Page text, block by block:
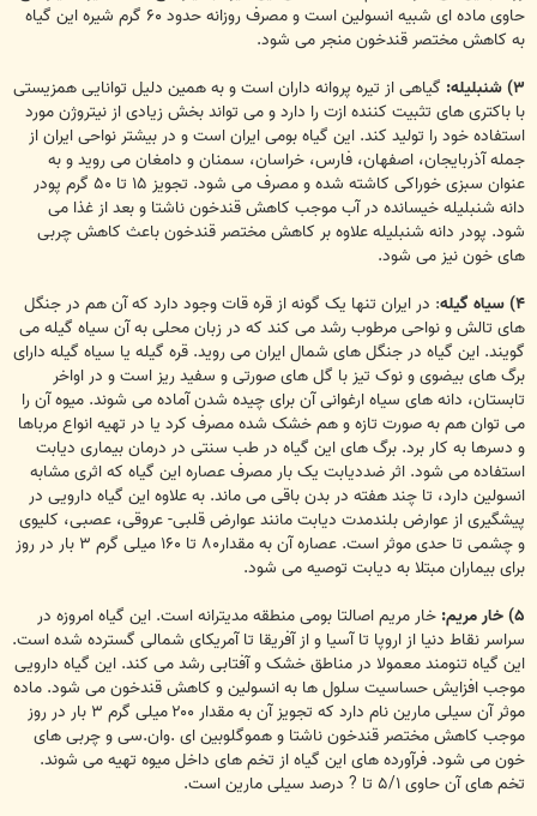
حاوی ماده ای شبیه انسولین است و مصرف روزانه حدود ۶۰ گرم شیره این گیاه
به کاهش مختصر قندخون منجر می شود.
۳) شنبلیله:
گیاهی از تیره پروانه داران است و به همین دلیل توانایی همزیستی
با باکتری های تثبیت کننده ازت را دارد و می تواند بخش زیادی از نیتروژن مورد
استفاده خود را تولید کند. این گیاه بومی ایران است و در بیشتر نواحی ایران از
جمله آذربایجان، اصفهان، فارس، خراسان، سمنان و دامغان می روید و به
عنوان سبزی خوراکی کاشته شده و مصرف می شود. تجویز ۱۵ تا ۵۰ گرم پودر
دانه شنبلیله خیسانده در آب موجب کاهش قندخون ناشتا و بعد از غذا می
شود. پودر دانه شنبلیله علاوه بر کاهش مختصر قندخون باعث کاهش چربی
های خون نیز می شود.
۴) سیاه گیله
: در ایران تنها یک گونه از قره قات وجود دارد که آن هم در جنگل
های تالش و نواحی مرطوب رشد می کند که در زبان محلی به آن سیاه گیله می
گویند. این گیاه در جنگل های شمال ایران می روید. قره گیله یا سیاه گیله دارای
برگ های بیضوی و نوک تیز با گل های صورتی و سفید ریز است و در اواخر
تابستان، دانه های سیاه ارغوانی آن برای چیده شدن آماده می شوند. میوه آن را
می توان هم به صورت تازه و هم خشک شده مصرف کرد یا در تهیه انواع مرباها
و دسرها به کار برد. برگ های این گیاه در طب سنتی در درمان بیماری دیابت
استفاده می شود. اثر ضددیابت یک بار مصرف عصاره این گیاه که اثری مشابه
انسولین دارد، تا چند هفته در بدن باقی می ماند. به علاوه این گیاه دارویی در
پیشگیری از عوارض بلندمدت دیابت مانند عوارض قلبی- عروقی، عصبی، کلیوی
و چشمی تا حدی موثر است. عصاره آن به مقدار۸۰ تا ۱۶۰ میلی گرم ۳ بار در روز
برای بیماران مبتلا به دیابت توصیه می شود.
۵) خار مریم:
خار مریم اصالتا بومی منطقه مدیترانه است. این گیاه امروزه در
سراسر نقاط دنیا از اروپا تا آسیا و از آفریقا تا آمریکای شمالی گسترده شده است.
این گیاه تنومند معمولا در مناطق خشک و آفتابی رشد می کند. این گیاه دارویی
موجب افزایش حساسیت سلول ها به انسولین و کاهش قندخون می شود. ماده
موثر آن سیلی مارین نام دارد که تجویز آن به مقدار ۲۰۰ میلی گرم ۳ بار در روز
موجب کاهش مختصر قندخون ناشتا و هموگلوبین ای .وان.سی و چربی های
خون می شود. فرآورده های این گیاه از تخم های داخل میوه تهیه می شوند.
تخم های آن حاوی ۵/۱ تا ? درصد سیلی مارین است.